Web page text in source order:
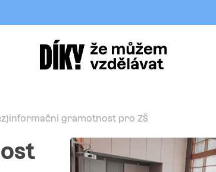
gramotnost pro ZŠ